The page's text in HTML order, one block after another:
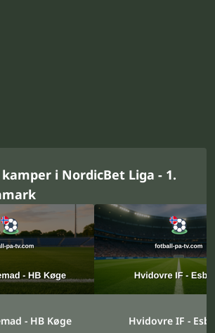
i NordicBet Liga - 1.
- HB Køge Hvidovre IF -